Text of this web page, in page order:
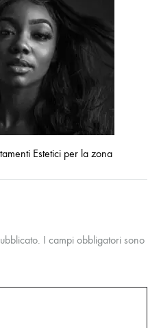
Estetici per la zona
I campi obbligatori sono